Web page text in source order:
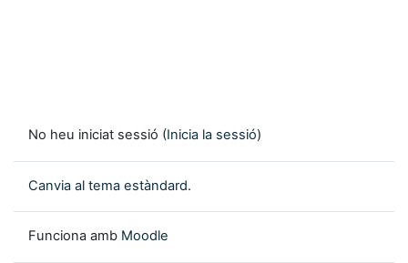
No heu iniciat sessió (Inicia la sessió)
Canvia al tema estàndard.
Funciona amb Moodle